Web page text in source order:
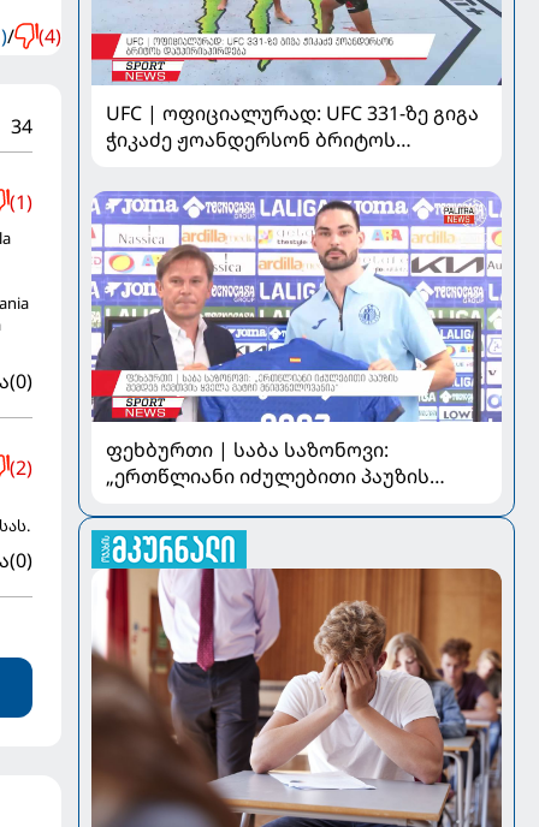
/ (4)
34
(1)
(0)
(2)
(0)
UFC | ოფიციალურად: UFC 331-ზე გიგა
ჭიკაძე ჟოანდერსონ ბრიტოს
ფეხბურთი | საბა საზონოვი:
„ერთწლიანი იძულებითი პაუზის
მნიშვნელოვანია“